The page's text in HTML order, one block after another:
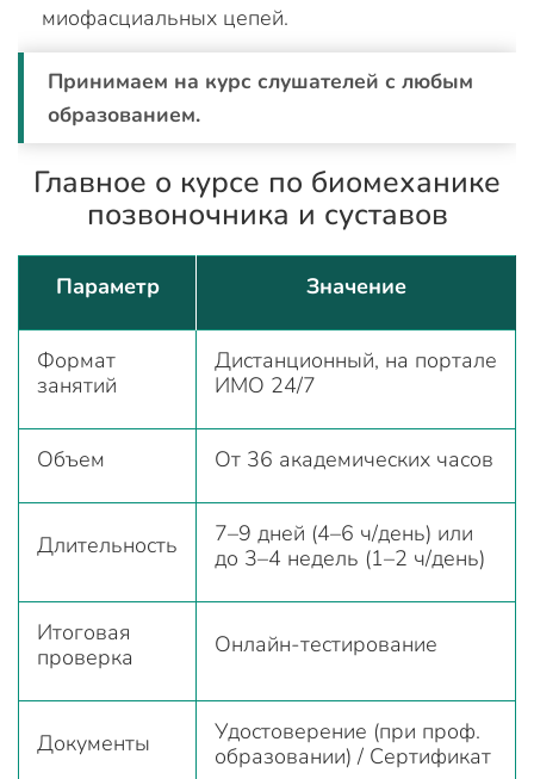
миофасциальных цепей.
Принимаем на курс слушателей с любым
образованием.
Главное о курсе по биомеханике
позвоночника и суставов
Параметр Значение
Формат
занятий
Дистанционный, на портале
ИМО 24/7
Объем От 36 академических часов
Длительность
7–9 дней (4–6 ч/день) или
до 3–4 недель (1–2 ч/день)
Итоговая
проверка
Онлайн-тестирование
Документы
Удостоверение (при проф.
образовании) / Сертификат